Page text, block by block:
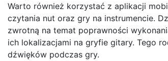
Warto również korzystać z aplikacji
czytania nut oraz gry na instrumencie.
zwrotną na temat poprawności
ich lokalizacjami na gryfie gitary. Tego
dźwięków podczas gry.